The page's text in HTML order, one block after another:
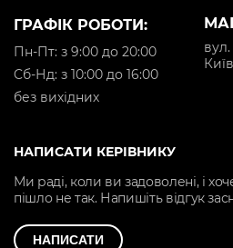
ГРАФІК РОБОТИ:
Пн-Пт: з 9:00 до 20:00
Cб-Нд: з 10:00 до 16:00
без вихідних
НАПИСАТИ КЕРІВНИКУ
Ми раді, коли ви задоволені, і
пішло не так. Напишіть відгук
НАПИСАТИ